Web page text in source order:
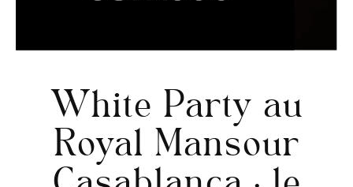
White Party au
Royal Mansour